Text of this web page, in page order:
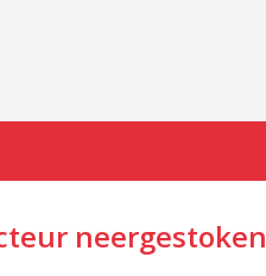
neergestoken